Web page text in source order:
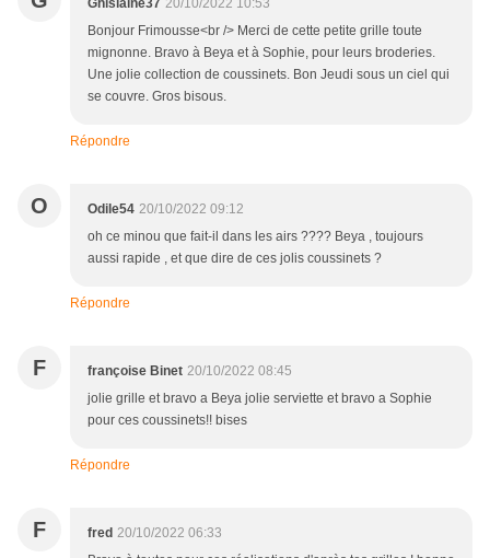
Ghislaine37 20/10/2022 10:53
Bonjour Frimousse<br /> Merci de cette petite grille toute
mignonne. Bravo à Beya et à Sophie, pour leurs broderies.
Une jolie collection de coussinets. Bon Jeudi sous un ciel qui
se couvre. Gros bisous.
Répondre
O Odile54 20/10/2022 09:12
oh ce minou que fait-il dans les airs ???? Beya , toujours
aussi rapide , et que dire de ces jolis coussinets ?
Répondre
F françoise Binet 20/10/2022 08:45
jolie grille et bravo a Beya jolie serviette et bravo a Sophie
pour ces coussinets!! bises
Répondre
F fred 20/10/2022 06:33